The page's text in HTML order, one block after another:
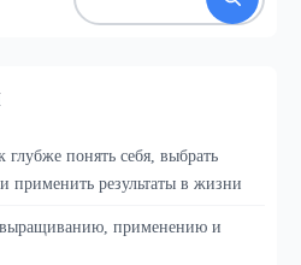
глубже понять себя, выбрать
применить результаты в жизни
применению и